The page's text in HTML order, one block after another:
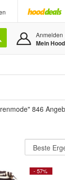
Anmelden
Mein Hood
846
- 57%